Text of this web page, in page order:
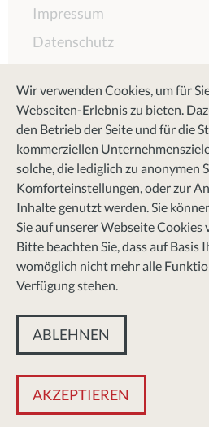
Wir verwenden Cookies, um für
Webseiten-Erlebnis zu bieten.
den Betrieb der Seite und für die
kommerziellen
solche, die lediglich zu anonymen
Komforteinstellungen, oder zur
Inhalte genutzt werden. Sie
Sie auf unserer Webseite Cookies
Bitte beachten Sie, dass auf Basis
womöglich nicht mehr alle
Verfügung stehen.
Impressum
Datenschutz
Social Media
Facebook
Instagram
Pinterest
Kundenbewertungen
© 2025 DER